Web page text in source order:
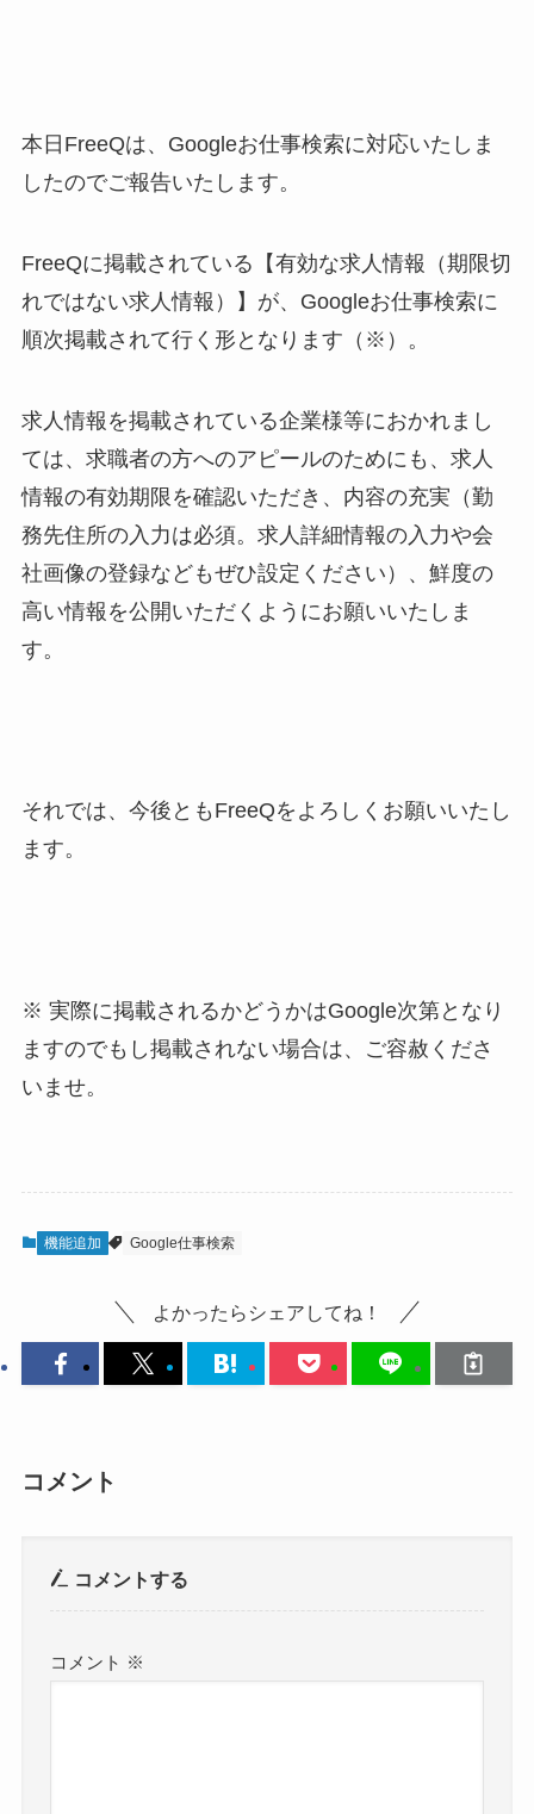
本日FreeQは、Googleお仕事検索に対応いたしま
したのでご報告いたします。
FreeQに掲載されている【有効な求人情報（期限切
れではない求人情報）】が、Googleお仕事検索に
順次掲載されて行く形となります（※）。
求人情報を掲載されている企業様等におかれまし
ては、求職者の方へのアピールのためにも、求人
情報の有効期限を確認いただき、内容の充実（勤
務先住所の入力は必須。求人詳細情報の入力や会
社画像の登録などもぜひ設定ください）、鮮度の
高い情報を公開いただくようにお願いいたしま
す。
それでは、今後ともFreeQをよろしくお願いいたし
ます。
※ 実際に掲載されるかどうかはGoogle次第となり
ますのでもし掲載されない場合は、ご容赦くださ
いませ。
機能追加 Google仕事検索
よかったらシェアしてね！
コメント
コメントする
コメント ※